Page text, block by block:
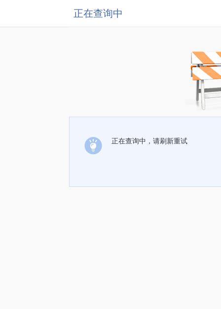
正在查询中
正在查询中，请刷新重试